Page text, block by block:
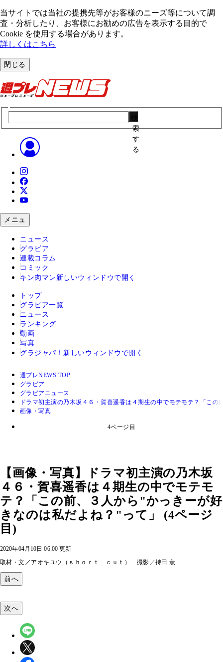
当サイトでは当社の提携先等がお客様のニーズ等について調
査・分析したり、お客様にお勧めの広告を表⽰する⽬的で
Cookie を使⽤する場合があります。
詳しくはこちら
閉じる
索
す
る
メニュ
ニュース
グラビア
連載コラム
コミック
キン肉マン 新しいウィンドウで開く
トップ
グラビア一覧
ニュース
ランキング
動画
写真
グラジャパ！ 新しいウィンドウで開く
週プレNEWS TOP
グラビア
グラビアニュース
ドラマ初主演の乃木坂４６・賀喜遥香は４期生の中でモテモテ？「こ
画像・写真
4ページ目
【画像・写真】ドラマ初主演の乃木坂
４６・賀喜遥香は４期生の中でモテモ
テ？「この前、３人から"かっきーが好
きなのは私だよね？"って」 (4ページ
目)
2020年04月10日 06:00 更新
取材・文／アオキユウ（ｓｈｏｒｔ ｃｕｔ） 撮影／持田 薫
前へ
次へ